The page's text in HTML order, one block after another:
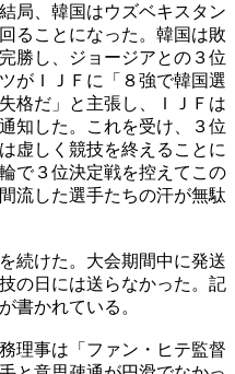
局、韓国はウズベキスタン
ることになった。韓国は敗
勝し、ジョージアとの３位
がＩＪＦに「８強で韓国選
格だ」と主張し、ＩＪＦは
知した。これを受け、３位
虚しく競技を終えることに
で３位決定戦を控えてこの
流した選手たちの汗が無駄
続けた。大会期間中に発送
の日には送らなかった。記
書かれている。
理事は「ファン・ヒテ監督